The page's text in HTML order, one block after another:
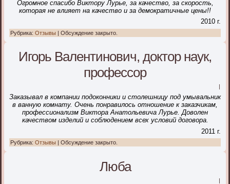
Огромное спасибо Виктору Лурье, за качество, за скорость,
которая не влияет на качество и за демократичные цены!!
2010 г.
Рубрика: Отзывы | Обсуждение закрыто.
Игорь Валентинович, доктор наук,
профессор
|
Заказывал в компании подоконники и столешницу под умывальник
в ванную комнату. Очень понравилось отношение к заказчикам,
профессионализм Виктора Анатольевича Лурье. Доволен
качеством изделий и соблюдением всех условий договора.
2011 г.
Рубрика: Отзывы Обсуждение закрыто.
Люба
|